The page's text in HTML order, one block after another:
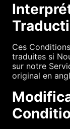
Ces
traduites si
sur notre
original en